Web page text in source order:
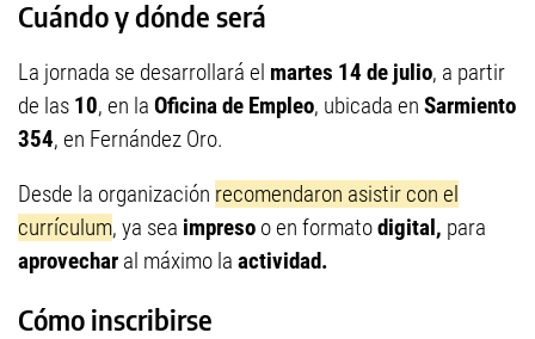
Cuándo y dónde será
La jornada se desarrollará el martes 14 de julio, a partir
de las 10, en la Oficina de Empleo, ubicada en Sarmiento
354, en Fernández Oro.
Desde la organización recomendaron asistir con el
currículum, ya sea impreso o en formatodigital, para
aprovechar al máximo la actividad.
Cómo inscribirse